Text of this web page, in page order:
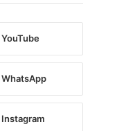
YouTube
WhatsApp
Instagram